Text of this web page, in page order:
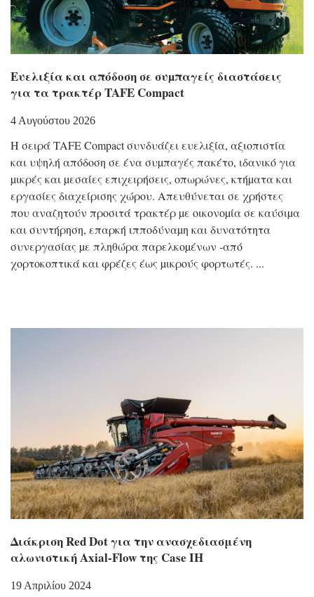
Eυελιξία και απόδοση σε συµπαγείς διαστάσεις
για τα τρακτέρ TAFE Compact
4 Αυγούστου 2026
Η σειρά TAFE Compact συνδυάζει ευελιξία, αξιοπιστία
και υψηλή απόδοση σε ένα συµπαγές πακέτο, ιδανικό για
µικρές και µεσαίες επιχειρήσεις, οπωρώνες, κτήµατα και
εργασίες διαχείρισης χώρου. Απευθύνεται σε χρήστες
που αναζητούν προσιτά τρακτέρ µε οικονοµία σε καύσιµα
και συντήρηση, επαρκή ιπποδύναµη και δυνατότητα
συνεργασίας µε πληθώρα παρελκοµένων -από
χορτοκοπτικά και φρέζες έως µικρούς φορτωτές.
Διάκριση Red Dot για την ανασχεδιασμένη
αλωνιστική Axial-Flow της Case IH
19 Απριλίου 2024